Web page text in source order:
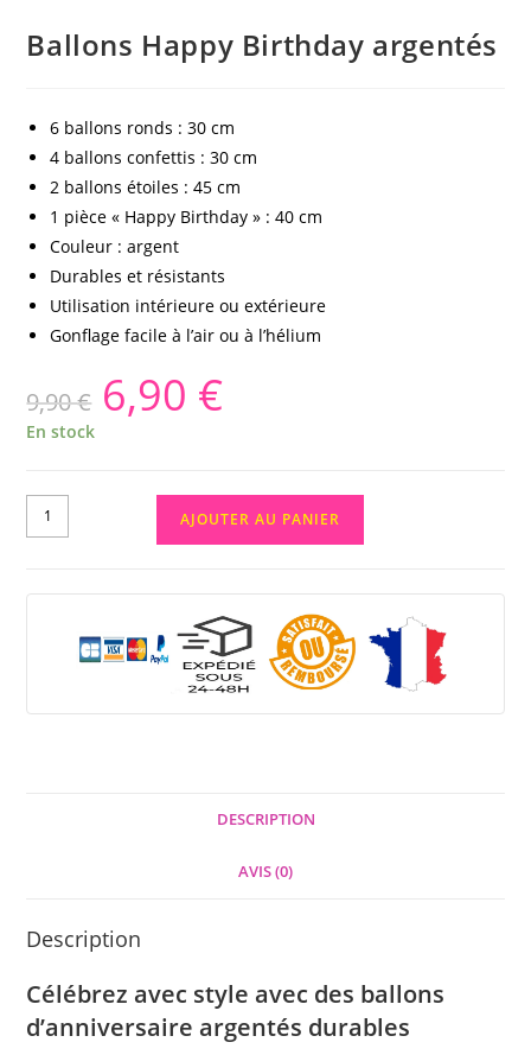
Ballons Happy Birthday argentés
6 ballons ronds : 30 cm
4 ballons confettis : 30 cm
2 ballons étoiles : 45 cm
1 pièce « Happy Birthday » : 40 cm
Couleur : argent
Durables et résistants
Utilisation intérieure ou extérieure
Gonflage facile à l’air ou à l’hélium
9,90€ 6,90 €
En stock
AJOUTER AU PANIER
DESCRIPTION
AVIS (0)
Description
Célébrez avec style avec des ballons
d’anniversaire argentés durables